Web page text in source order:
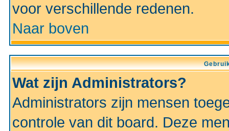
voor verschillende redenen.
Naar boven
Wat zijn Administrators?
Administrators zijn mensen
controle van dit board. Deze